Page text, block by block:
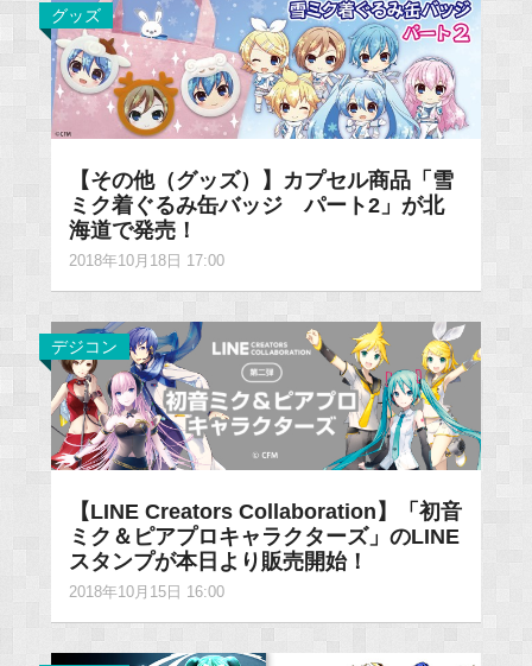
グッズ
【その他（グッズ）】カプセル商品「雪
ミク着ぐるみ缶バッジ パート2」が北
海道で発売！
2018年10月18日 17:00
デジコン
【LINE Creators Collaboration】「初音
ミク＆ピアプロキャラクターズ」のLINE
スタンプが本日より販売開始！
2018年10月15日 16:00